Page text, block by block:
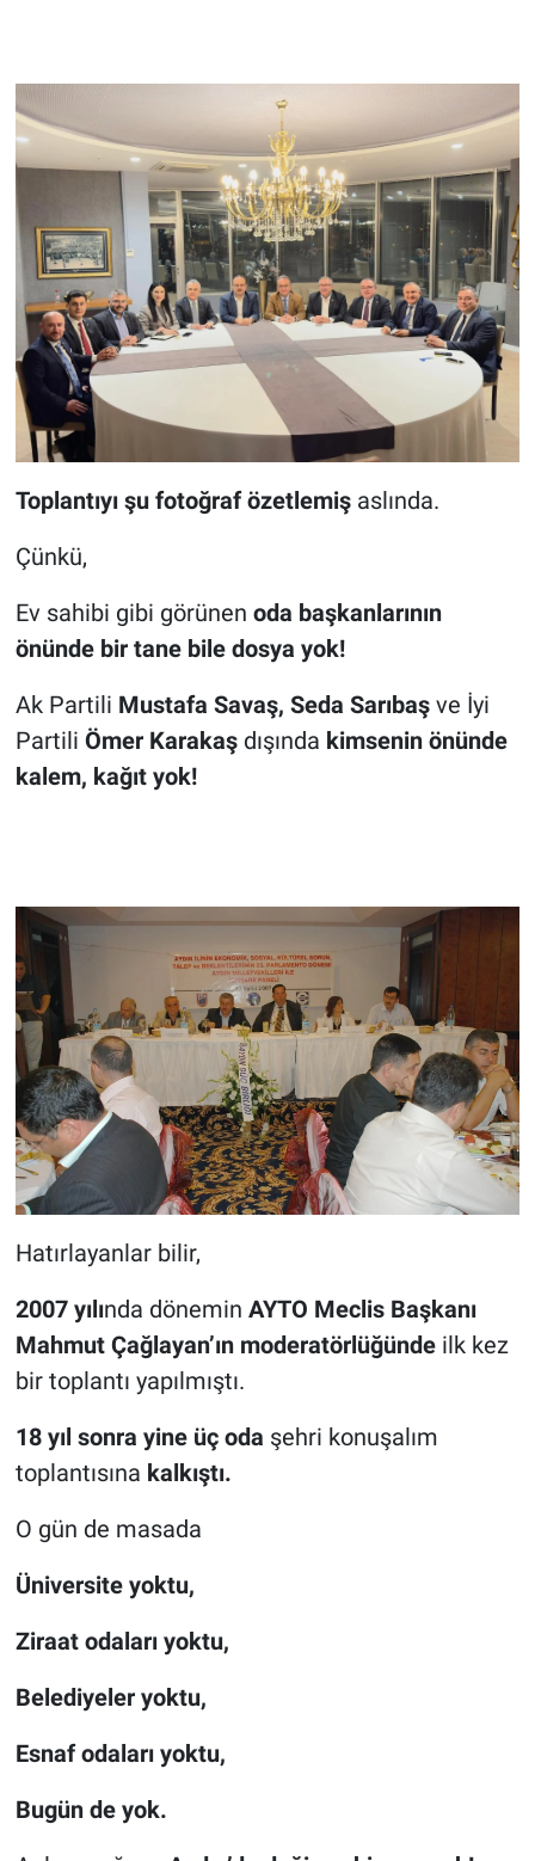
Toplantıyı şu fotoğraf özetlemiş aslında.
Çünkü,
Ev sahibi gibi görünen oda başkanlarının
önünde bir tane bile dosya yok!
Ak Partili Mustafa Savaş, Seda Sarıbaşve İyi
Partili Ömer Karakaş dışında kimsenin önünde
kalem, kağıt yok!
Hatırlayanlar bilir,
2007 yılında dönemin AYTO Meclis Başkanı
Mahmut Çağlayan’ın moderatörlüğündeilk kez
bir toplantı yapılmıştı.
18 yıl sonra yine üç oda şehri konuşalım
toplantısına kalkıştı.
O gün de masada
Üniversite yoktu,
Ziraat odaları yoktu,
Belediyeler yoktu,
Esnaf odaları yoktu,
Bugün de yok.